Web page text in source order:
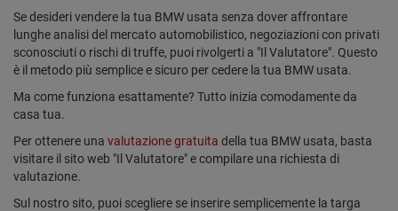
Se desideri vendere la tua BMW usata senza dover affrontare
lunghe analisi del mercato automobilistico, negoziazioni con privati
sconosciuti o rischi di truffe, puoi rivolgerti a "Il Valutatore". Questo
è il metodo più semplice e sicuro per cedere la tua BMW usata.
Ma come funziona esattamente? Tutto inizia comodamente da
casa tua.
Per ottenere una valutazione gratuita della tua BMW usata, basta
visitare il sito web "Il Valutatore" e compilare una richiesta di
valutazione.
Sul nostro sito, puoi scegliere se inserire semplicemente la targa